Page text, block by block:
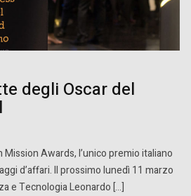
degli Oscar del
Mission Awards, l’unico premio italiano
d’affari. Il prossimo lunedì 11 marzo
e Tecnologia Leonardo […]